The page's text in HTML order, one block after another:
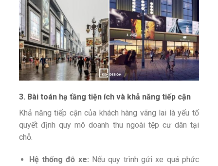
3. Bài toán hạ tầng tiện ích và khả năng tiếp cận
Khả năng tiếp cận của khách hàng vãng lai là yếu tố
quyết định quy mô doanh thu ngoài tệp cư dân tại
chỗ.
Hệ thống đỗ xe: Nếu quy trình gửi xe quá phức